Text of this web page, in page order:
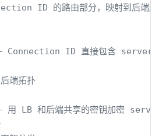
ID 的路由部分，映射到后端服
Connection ID 直接包含 server
端拓扑
LB 和后端共享的密钥加密 server